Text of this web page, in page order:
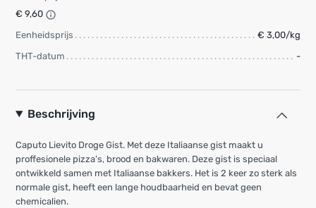
€ 9,60
Eenheidsprijs
€ 3,00/kg
THT-datum
-
Beschrijving
Caputo Lievito Droge Gist. Met deze Italiaanse gist maakt u
proffesionele pizza’s, brood en bakwaren. Deze gist is speciaal
ontwikkeld samen met Italiaanse bakkers. Het is 2 keer zo sterk als
normale gist, heeft een lange houdbaarheid en bevat geen
chemicalien.